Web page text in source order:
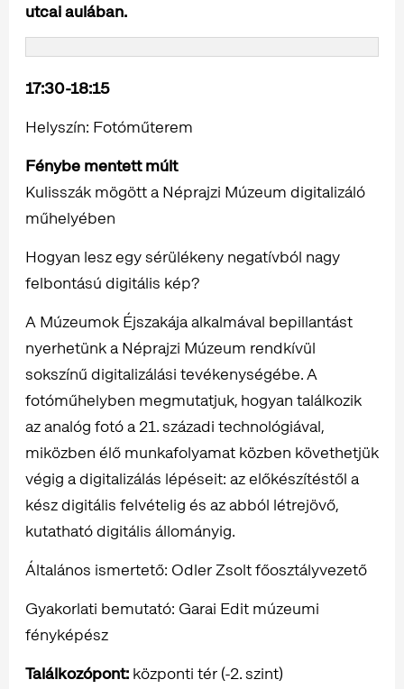
utcai aulában.
17:30-18:15
Helyszín: Fotóműterem
Fénybe mentett múlt
Kulisszák mögött a Néprajzi Múzeum digitalizáló
műhelyében
Hogyan lesz egy sérülékeny negatívból nagy
felbontású digitális kép?
A Múzeumok Éjszakája alkalmával bepillantást
nyerhetünk a Néprajzi Múzeum rendkívül
sokszínű digitalizálási tevékenységébe. A
fotóműhelyben megmutatjuk, hogyan találkozik
az analóg fotó a 21. századi technológiával,
miközben élő munkafolyamat közben követhetjük
végig a digitalizálás lépéseit: az előkészítéstől a
kész digitális felvételig és az abból létrejövő,
kutatható digitális állományig.
Általános ismertető: Odler Zsolt főosztályvezető
Gyakorlati bemutató: Garai Edit múzeumi
fényképész
Találkozópont: központi tér (-2. szint)